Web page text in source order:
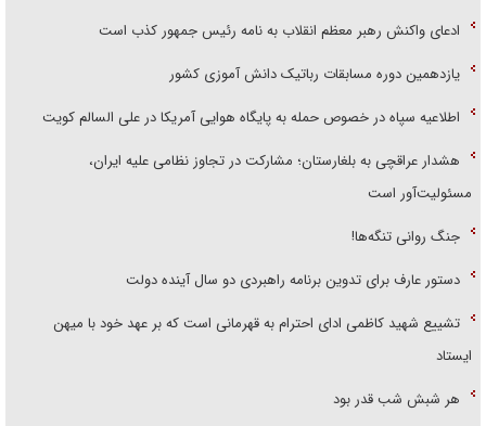
ادعای واکنش رهبر معظم انقلاب به نامه رئیس جمهور کذب است
یازدهمین دوره مسابقات رباتیک دانش آموزی کشور
اطلاعیه سپاه در خصوص حمله به پایگاه هوایی آمریکا در علی السالم کویت
هشدار عراقچی به بلغارستان؛ مشارکت در تجاوز نظامی علیه ایران،
مسئولیت‌آور است
جنگ روانی تنگه‌ها!
دستور عارف برای تدوین برنامه راهبردی دو سال آینده دولت
تشییع شهید کاظمی ادای احترام به قهرمانی است که بر عهد خود با میهن
ایستاد
هر شبش شب قدر بود